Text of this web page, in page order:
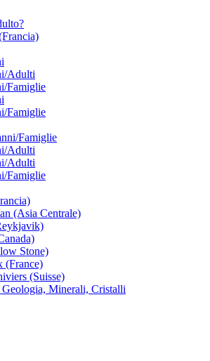
Adulti
Famiglie
Famiglie
Famiglie
Adulti
Adulti
Famiglie
(Asia Centrale)
Stone)
(France)
(Suisse)
Minerali, Cristalli